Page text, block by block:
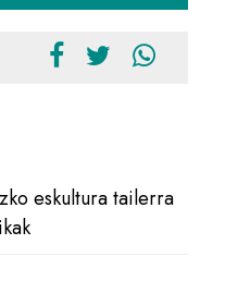
eskultura tailerra